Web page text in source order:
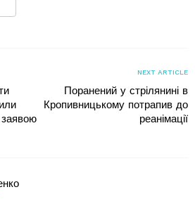
заявою
NEXT ARTICLE
Поранений у стрілянині в
Кропивницькому потрапив до
реанімації